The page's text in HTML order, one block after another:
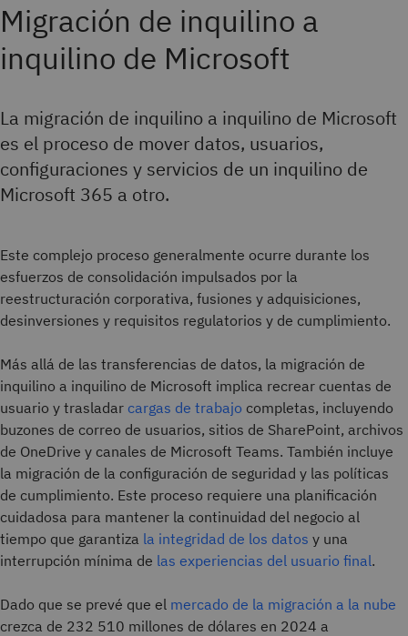
Migración de inquilino a
inquilino de Microsoft
La migración de inquilino a inquilino de Microsoft
es el proceso de mover datos, usuarios,
configuraciones y servicios de un inquilino de
Microsoft 365 a otro.
Este complejo proceso generalmente ocurre durante los
esfuerzos de consolidación impulsados por la
reestructuración corporativa, fusiones y adquisiciones,
desinversiones y requisitos regulatorios y de cumplimiento.
Más allá de las transferencias de datos, la migración de
inquilino a inquilino de Microsoft implica recrear cuentas de
usuario y trasladar cargas de trabajo completas, incluyendo
buzones de correo de usuarios, sitios de SharePoint, archivos
de OneDrive y canales de Microsoft Teams. También incluye
la migración de la configuración de seguridad y las políticas
de cumplimiento. Este proceso requiere una planificación
cuidadosa para mantener la continuidad del negocio al
tiempo que garantiza la integridad de los datos y una
interrupción mínima de las experiencias del usuario final.
Dado que se prevé que el mercado de la migración a la nube
crezca de 232 510 millones de dólares en 2024 a